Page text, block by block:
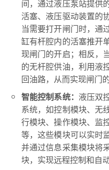
间，通过液压泵站提供
活塞、液压驱动装置的
当需要打开闸门时，通
缸有杆腔内的活塞推开
现闸门的开启；相反，
的无杆腔供油，利用液
回油路，从而实现闸门
智能控制系统： 液压双
系统，如控制模块、无
行模块、操作模块、监
等，这些模块可以实时
并通过信息采集模块将
块，实现远程控制和自